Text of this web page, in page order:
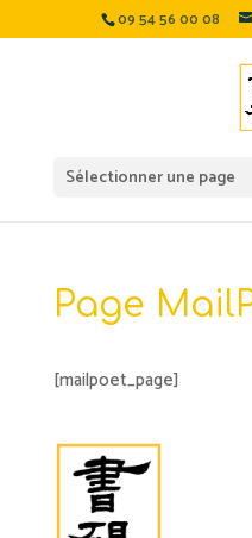
09 54 56 00 08
Sélectionner une page
Page
[mailpoet_page]